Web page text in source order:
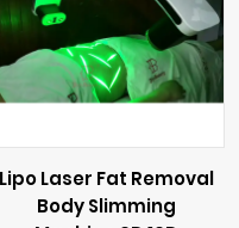
Lipo Laser Fat Removal
Body Slimming